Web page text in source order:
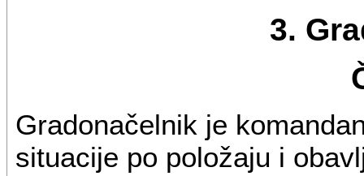
3.
Gradonačelnik je
situacije po položaju i